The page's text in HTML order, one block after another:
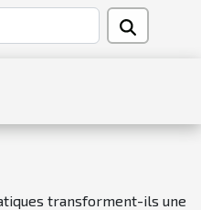
transforment-ils une